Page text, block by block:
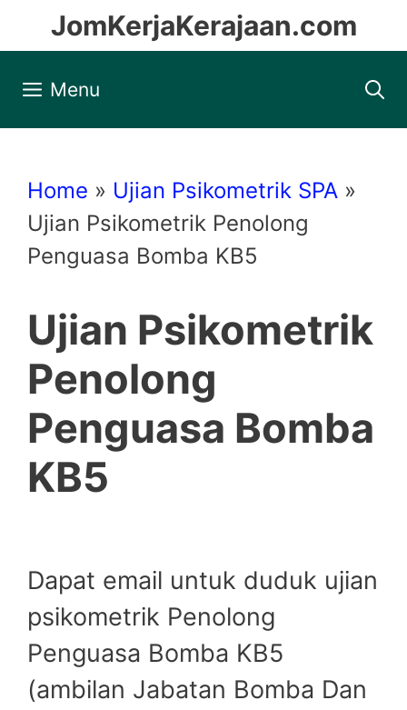
to
content
JomKerjaKerajaan.com
Menu
Home » Ujian Psikometrik SPA »
Ujian Psikometrik Penolong
Penguasa Bomba KB5
Ujian Psikometrik
Penolong
Penguasa Bomba
KB5
Dapat email untuk duduk ujian
psikometrik Penolong
Penguasa Bomba KB5
(ambilan Jabatan Bomba Dan